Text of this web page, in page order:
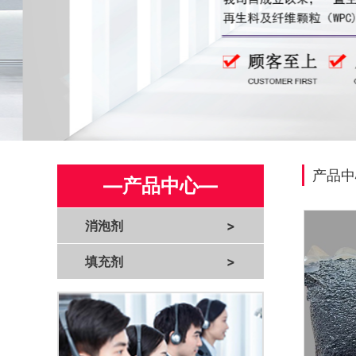
—产品中心—
消泡剂 >
填充剂 >
产品